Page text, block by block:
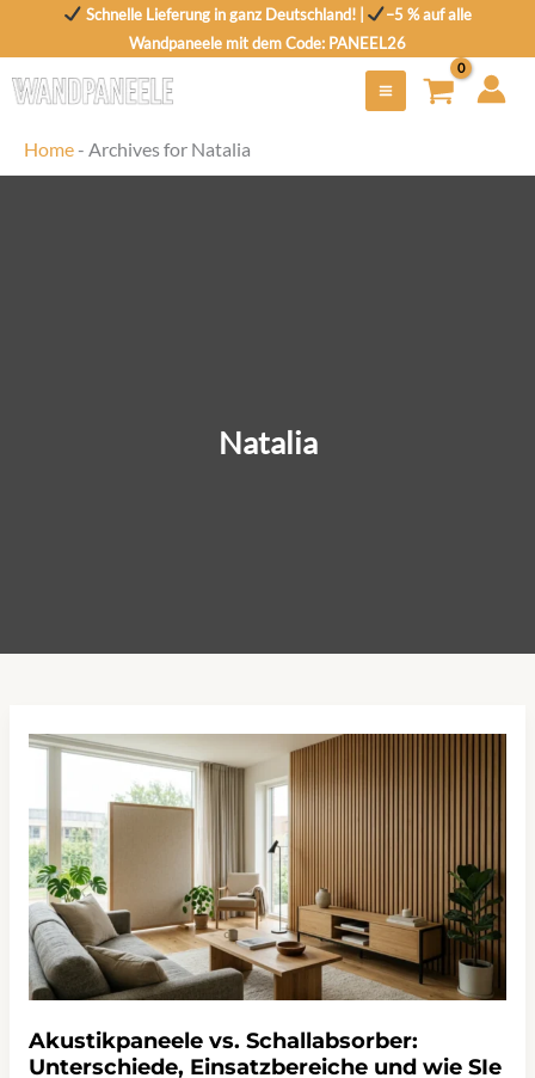
Schnelle Lieferung in ganz Deutschland! |
–5 % auf alle
Wandpaneele mit dem Code: PANEEL26
Home- Archives for Natalia
Natalia
Akustikpaneele vs. Schallabsorber:
Unterschiede, Einsatzbereiche und wie SIe